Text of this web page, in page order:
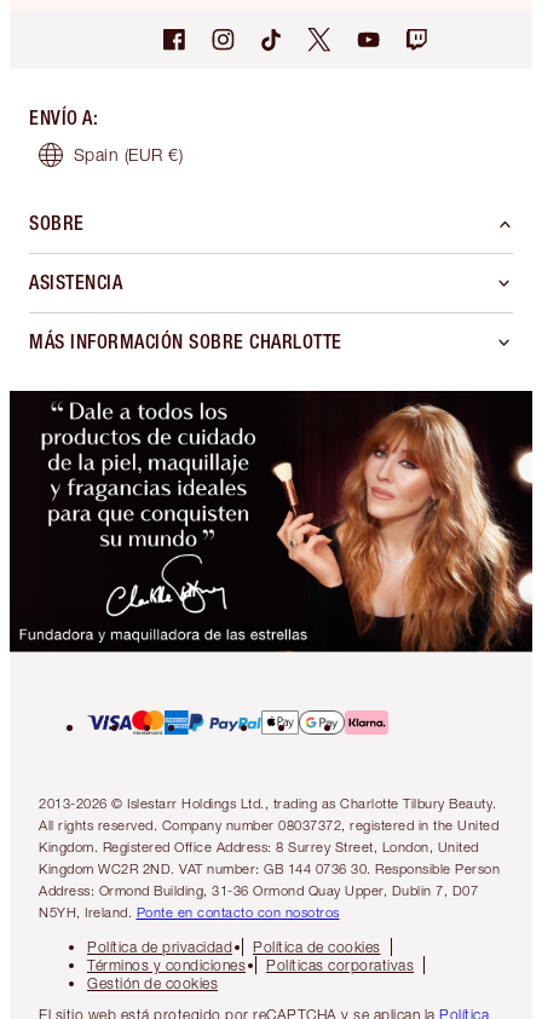
ENVÍO A:
Spain (EUR €)
SOBRE
ASISTENCIA
MÁS INFORMACIÓN SOBRE CHARLOTTE
2013-2026 © Islestarr Holdings Ltd., trading as Charlotte Tilbury Beauty.
All rights reserved. Company number 08037372, registered in the United
Kingdom. Registered Office Address: 8 Surrey Street, London, United
Kingdom WC2R 2ND. VAT number: GB 144 0736 30. Responsible Person
Address: Ormond Building, 31-36 Ormond Quay Upper, Dublin 7, D07
N5YH, Ireland. Ponte en contacto con nosotros
Política de privacidad
Política de cookies
Términos y condiciones
Políticas corporativas
Gestión de cookies
El sitio web está protegido por reCAPTCHA y se aplican la Política